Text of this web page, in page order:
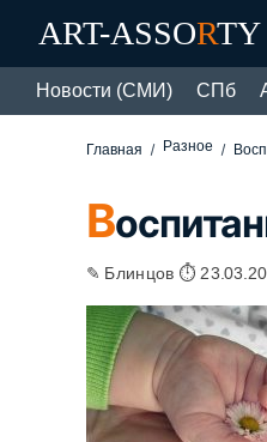
ART-ASSORTY
Новости (СМИ) СПб
Главная Разное
В
✎ Блинцов ⏱